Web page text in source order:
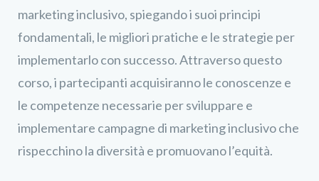
marketing inclusivo, spiegando i suoi principi
fondamentali, le migliori pratiche e le strategie per
implementarlo con successo. Attraverso questo
corso, i partecipanti acquisiranno le conoscenze e
le competenze necessarie per sviluppare e
implementare campagne di marketing inclusivo che
rispecchino la diversità e promuovano l’equità.